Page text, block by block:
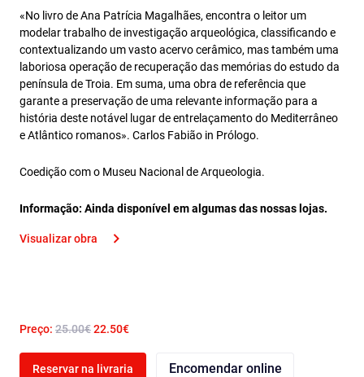
«No livro de Ana Patrícia Magalhães, encontra o leitor um
modelar trabalho de investigação arqueológica, classificando e
contextualizando um vasto acervo cerâmico, mas também uma
laboriosa operação de recuperação das memórias do estudo da
península de Troia. Em suma, uma obra de referência que
garante a preservação de uma relevante informação para a
história deste notável lugar de entrelaçamento do Mediterrâneo
e Atlântico romanos». Carlos Fabião in Prólogo.
Coedição com o Museu Nacional de Arqueologia.
Informação: Ainda disponível em algumas das nossas lojas.
Visualizar obra
Preço: 25.00€22.50€
Reservar na livraria Encomendar online